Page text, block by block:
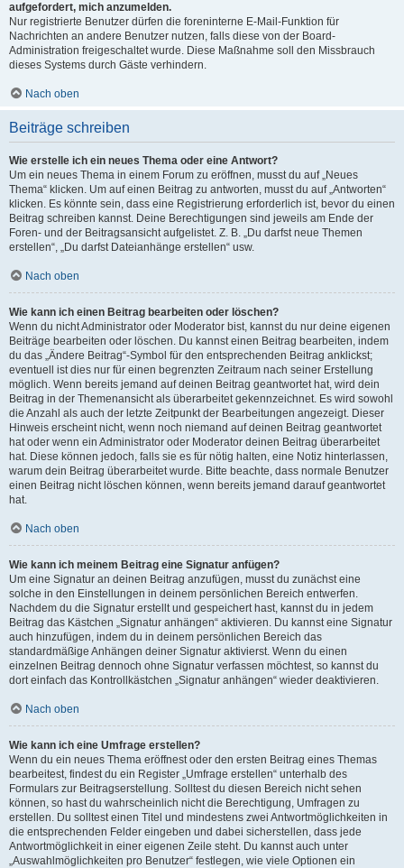
aufgefordert, mich anzumelden.
Nur registrierte Benutzer dürfen die foreninterne E-Mail-Funktion für
Nachrichten an andere Benutzer nutzen, falls diese von der Board-
Administration freigeschaltet wurde. Diese Maßnahme soll den Missbrauch
dieses Systems durch Gäste verhindern.
Nach oben
Beiträge schreiben
Wie erstelle ich ein neues Thema oder eine Antwort?
Um ein neues Thema in einem Forum zu eröffnen, musst du auf „Neues
Thema“ klicken. Um auf einen Beitrag zu antworten, musst du auf „Antworten“
klicken. Es könnte sein, dass eine Registrierung erforderlich ist, bevor du einen
Beitrag schreiben kannst. Deine Berechtigungen sind jeweils am Ende der
Foren- und der Beitragsansicht aufgelistet. Z. B. „Du darfst neue Themen
erstellen“, „Du darfst Dateianhänge erstellen“ usw.
Nach oben
Wie kann ich einen Beitrag bearbeiten oder löschen?
Wenn du nicht Administrator oder Moderator bist, kannst du nur deine eigenen
Beiträge bearbeiten oder löschen. Du kannst einen Beitrag bearbeiten, indem
du das „Ändere Beitrag“-Symbol für den entsprechenden Beitrag anklickst;
eventuell ist dies nur für einen begrenzten Zeitraum nach seiner Erstellung
möglich. Wenn bereits jemand auf deinen Beitrag geantwortet hat, wird dein
Beitrag in der Themenansicht als überarbeitet gekennzeichnet. Es wird sowohl
die Anzahl als auch der letzte Zeitpunkt der Bearbeitungen angezeigt. Dieser
Hinweis erscheint nicht, wenn noch niemand auf deinen Beitrag geantwortet
hat oder wenn ein Administrator oder Moderator deinen Beitrag überarbeitet
hat. Diese können jedoch, falls sie es für nötig halten, eine Notiz hinterlassen,
warum dein Beitrag überarbeitet wurde. Bitte beachte, dass normale Benutzer
einen Beitrag nicht löschen können, wenn bereits jemand darauf geantwortet
hat.
Nach oben
Wie kann ich meinem Beitrag eine Signatur anfügen?
Um eine Signatur an deinen Beitrag anzufügen, musst du zunächst eine
solche in den Einstellungen in deinem persönlichen Bereich entwerfen.
Nachdem du die Signatur erstellt und gespeichert hast, kannst du in jedem
Beitrag das Kästchen „Signatur anhängen“ aktivieren. Du kannst eine Signatur
auch hinzufügen, indem du in deinem persönlichen Bereich das
standardmäßige Anhängen deiner Signatur aktivierst. Wenn du einen
einzelnen Beitrag dennoch ohne Signatur verfassen möchtest, so kannst du
dort einfach das Kontrollkästchen „Signatur anhängen“ wieder deaktivieren.
Nach oben
Wie kann ich eine Umfrage erstellen?
Wenn du ein neues Thema eröffnest oder den ersten Beitrag eines Themas
bearbeitest, findest du ein Register „Umfrage erstellen“ unterhalb des
Formulars zur Beitragserstellung. Solltest du diesen Bereich nicht sehen
können, so hast du wahrscheinlich nicht die Berechtigung, Umfragen zu
erstellen. Du solltest einen Titel und mindestens zwei Antwortmöglichkeiten in
die entsprechenden Felder eingeben und dabei sicherstellen, dass jede
Antwortmöglichkeit in einer eigenen Zeile steht. Du kannst auch unter
„Auswahlmöglichkeiten pro Benutzer“ festlegen, wie viele Optionen ein